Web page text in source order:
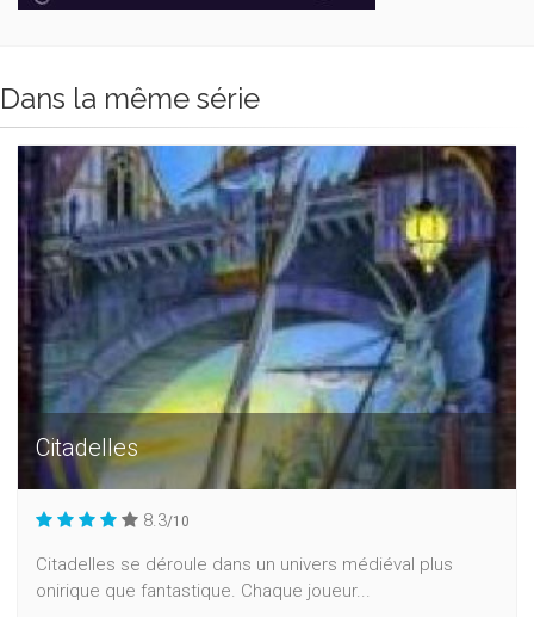
Dans la même série
Citadelles
8.3/10
Citadelles se déroule dans un univers médiéval plus
onirique que fantastique. Chaque joueur...